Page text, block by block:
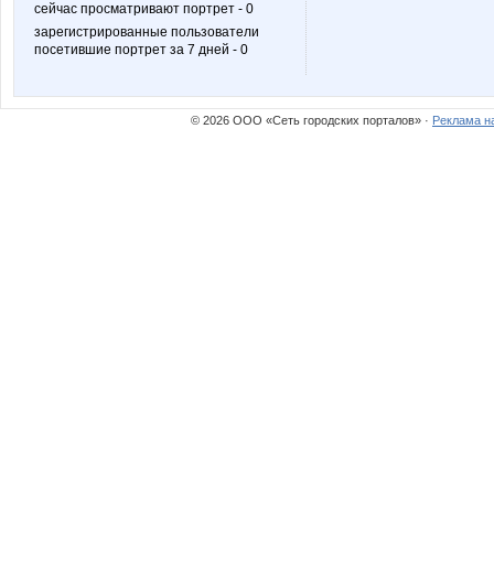
сейчас просматривают портрет - 0
зарегистрированные пользователи
посетившие портрет за 7 дней - 0
© 2026 ООО «Сеть городских порталов» · Реклама